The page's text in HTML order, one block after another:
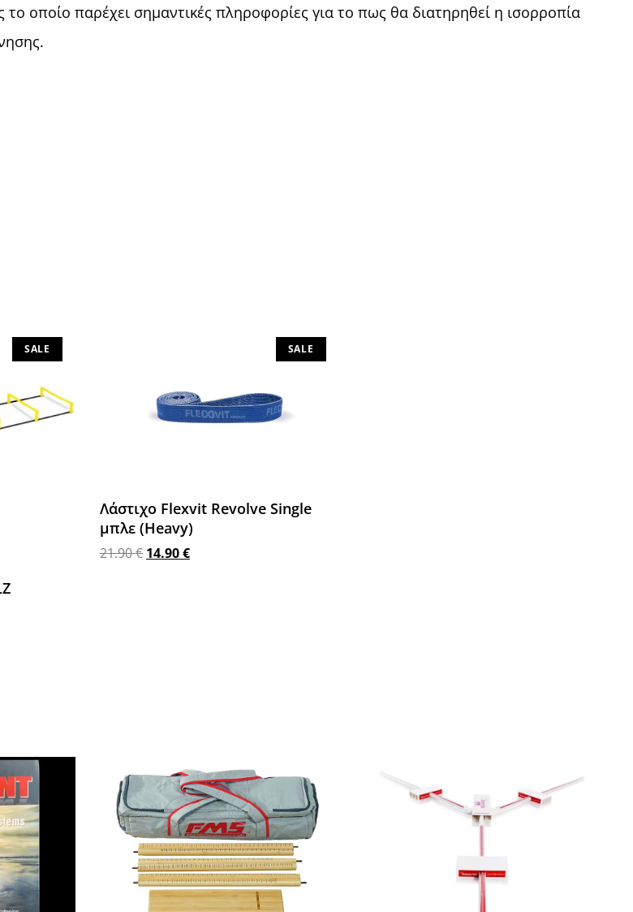
οποίο παρέχει σημαντικές πληροφορίες για το πως θα διατηρηθεί η ισορροπία
SALE SALE
Λάστιχο Flexvit Revolve Single
μπλε (Heavy)
21.90€ 14.90€